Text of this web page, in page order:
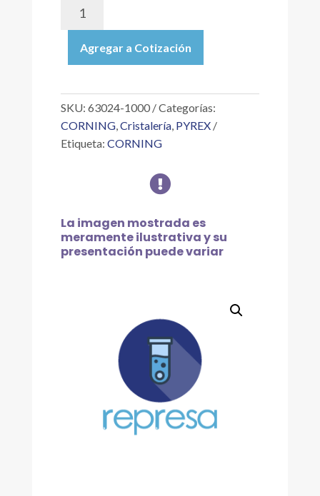
1000
PROBETA
GRADUADA
REVESTIMIENTO
DE
1
Agregar a Cotización
SKU: 63024-1000
Categorías:
CORNING,Cristalería, PYREX
Etiqueta: CORNING

La imagen mostrada es
meramente ilustrativa y su
presentación puede variar